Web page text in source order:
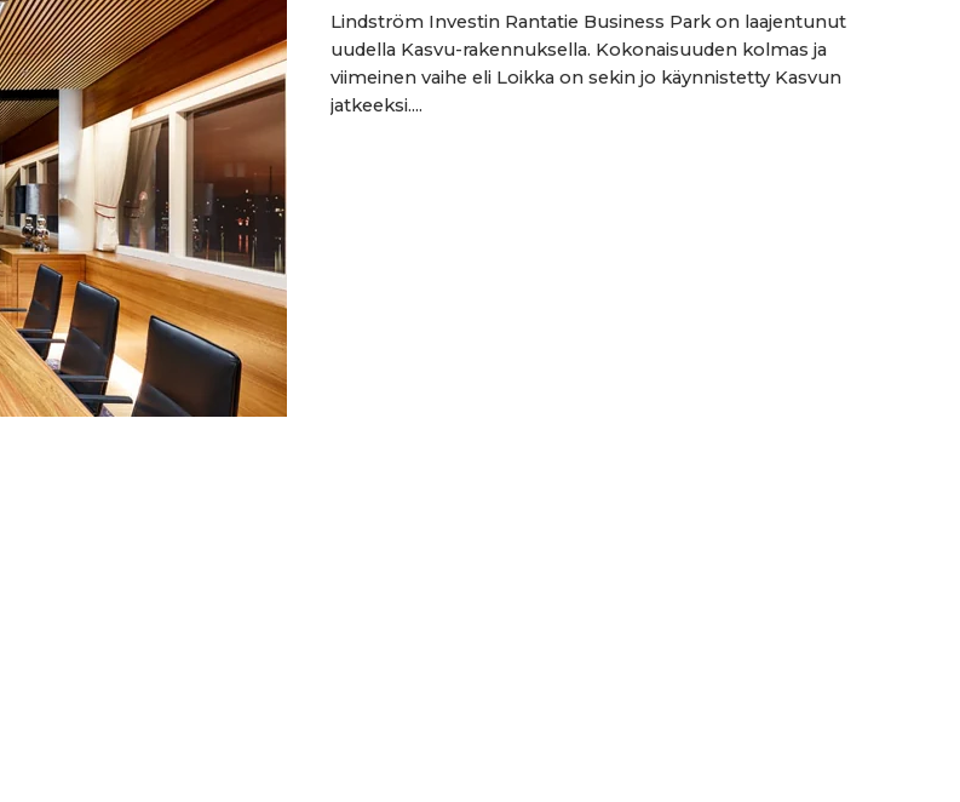
Lindström Investin Rantatie Business Park on laajentunut
uudella Kasvu-rakennuksella. Kokonaisuuden kolmas ja
viimeinen vaihe eli Loikka on sekin jo käynnistetty Kasvun
jatkeeksi....